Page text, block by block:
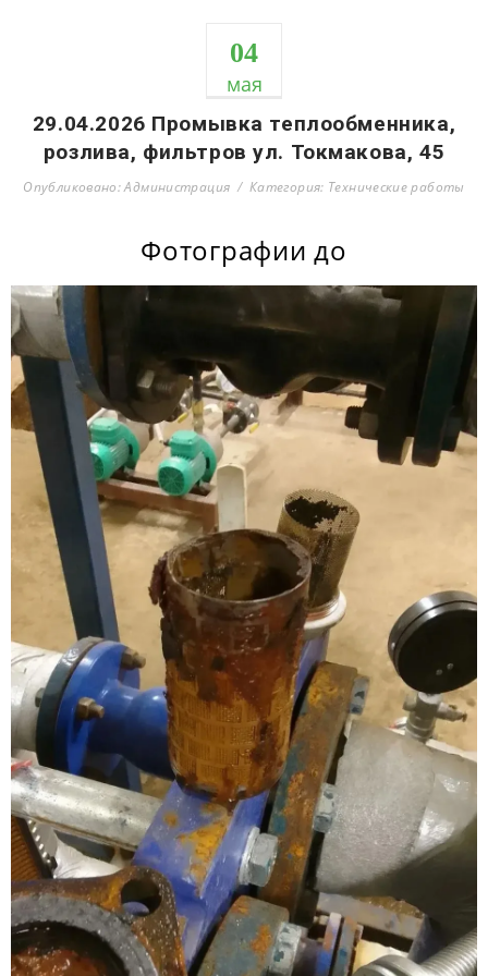
04
мая
29.04.2026 Промывка теплообменника,
розлива, фильтров ул. Токмакова, 45
Опубликовано: Администрация Категория: Технические работы
Фотографии до